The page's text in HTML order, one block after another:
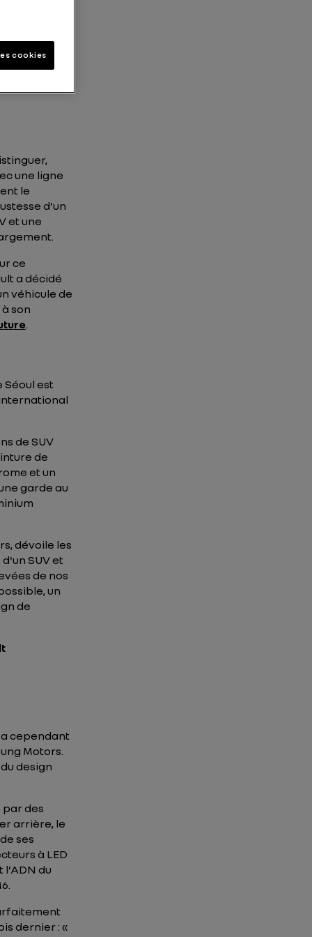
une ligne
le
d’un
et une
ce
a décidé
véhicule de
son
.
Séoul est
de SUV
de
et un
garde au
dévoile les
SUV et
de nos
un
de
a cependant
Motors.
design
des
arrière, le
ses
à LED
du
dernier : «
cookies